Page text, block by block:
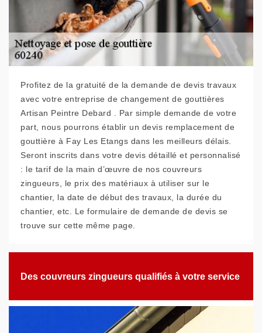
Profitez de la gratuité de la demande de devis travaux
avec votre entreprise de changement de gouttières
Artisan Peintre Debard . Par simple demande de votre
part, nous pourrons établir un devis remplacement de
gouttière à Fay Les Etangs dans les meilleurs délais.
Seront inscrits dans votre devis détaillé et personnalisé
: le tarif de la main d’œuvre de nos couvreurs
zingueurs, le prix des matériaux à utiliser sur le
chantier, la date de début des travaux, la durée du
chantier, etc. Le formulaire de demande de devis se
trouve sur cette même page.
Des couvreurs zingueurs qualifiés à votre service